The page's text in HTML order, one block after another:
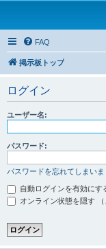
FAQ
掲示板トップ
ログイン
ユーザー名:
パスワード:
パスワードを忘れてしまいま
自動ログインを有効にす
オンライン状態を隠す